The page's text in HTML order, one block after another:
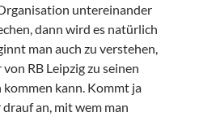
untereinander
dann wird es natürlich
man auch zu verstehen,
RB Leipzig zu seinen
kann. Kommt ja
an, mit wem man